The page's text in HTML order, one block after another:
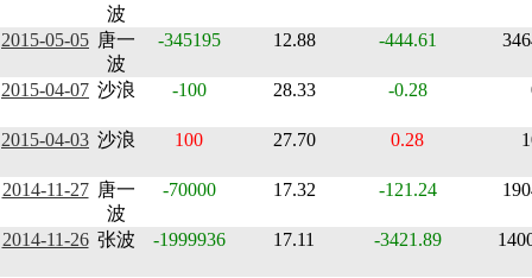
波
2015-05-05 唐一
波
-345195 12.88 -444.61
2015-04-07 沙浪 -100 28.33 -0.28
2015-04-03 沙浪 100 27.70 0.28
2014-11-27 唐一
波
-70000 17.32 -121.24
2014-11-26 张波 -1999936 17.11 -3421.89